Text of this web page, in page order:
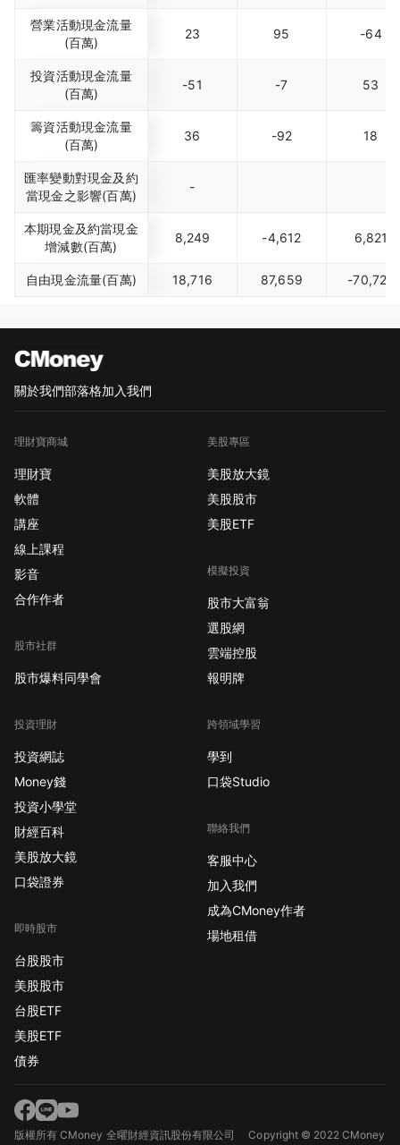
營業活動現金流量
(百萬)
23 95 -64
投資活動現金流量
(百萬)
-51 -7 53
籌資活動現金流量
(百萬)
36 -92 18
匯率變動對現金及約
當現金之影響(百萬)
-
本期現金及約當現金
增減數(百萬)
8,249 -4,612 6,821
自由現金流量(百萬) 18,716 87,659 -70,722
關於我們部落格加入我們
理財寶商城
理財寶
軟體
講座
線上課程
影音
合作作者
股市社群
股市爆料同學會
投資理財
投資網誌
Money錢
投資小學堂
財經百科
美股放大鏡
口袋證券
即時股市
台股股市
美股股市
台股ETF
美股ETF
債券
美股專區
美股放大鏡
美股股市
美股ETF
模擬投資
股市大富翁
選股網
雲端控股
報明牌
跨領域學習
學到
口袋Studio
聯絡我們
客服中心
加入我們
成為CMoney作者
場地租借
版權所有 CMoney 全曜財經資訊股份有限公司Copyright © 2022 CMoney